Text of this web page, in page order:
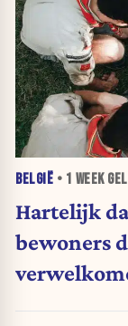
BELGIË • 1 WEEK
Hartelijk
bewoners